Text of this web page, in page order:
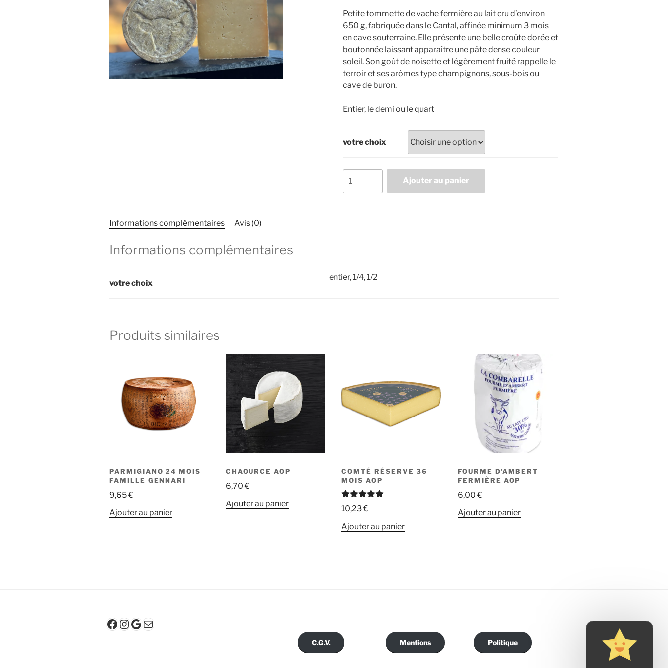
prix :
8,30 €
33,00 €
Petite tommette de vache fermière au lait cru d’environ
650 g, fabriquée dans le Cantal, affinée minimum 3 mois
en cave souterraine. Elle présente une belle croûte dorée et
boutonnée laissant apparaître une pâte dense couleur
soleil. Son goût de noisette et légèrement fruité rappelle le
terroir et ses arômes type champignons, sous-bois ou
cave de buron.
Entier, le demi ou le quart
votre choix
de
Ajouter au panier
Informations complémentaires Avis (0)
Informations complémentaires
votre choix
entier, 1/4, 1/2
Produits similaires
PARMIGIANO 24 MOIS
FAMILLE GENNARI
9,65€
Ajouter au panier
CHAOURCE AOP
6,70€
Ajouter au panier
COMTÉ RÉSERVE 36
MOIS AOP
Note5.00
sur 5
10,23€
Ajouter au panier
FOURME D’AMBERT
FERMIÈRE AOP
6,00€
Ajouter au panier
Facebook
Instagram
Google
E-mail
C.G.V. Mentions Politique